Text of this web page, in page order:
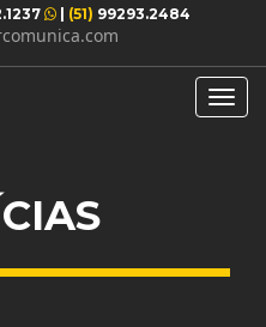
| (51) 99293.2484